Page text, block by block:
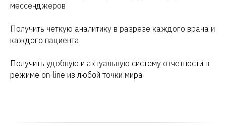
мессенджеров
Получить четкую аналитику в разрезе каждого врача и
каждого пациента
Получить удобную и актуальную систему отчетности в
режиме on-line из любой точки мира